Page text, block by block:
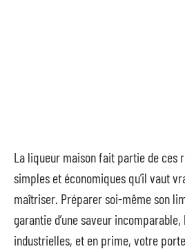
La liqueur maison fait partie de ces
simples et économiques qu’il vaut
maîtriser. Préparer soi-même son
garantie d’une saveur
industrielles, et en prime, votre